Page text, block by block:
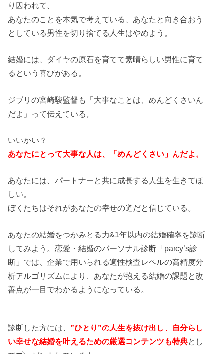
り囚われて、
あなたのことを本気で考えている、あなたと向き合おう
としている男性を切り捨てる人生はやめよう。
結婚には、ダイヤの原石を育てて素晴らしい男性に育て
るという喜びがある。
ジブリの宮崎駿監督も「大事なことは、めんどくさいん
だよ」って伝えている。
いいかい？
あなたにとって大事な人は、「めんどくさい」んだよ。
あなたには、パートナーと共に成長する人生を生きてほ
しい。
ぼくたちはそれがあなたの幸せの道だと信じている。
あなたの結婚をつかみとる力&1年以内の結婚確率を診断
してみよう。恋愛・結婚のパーソナル診断「parcy’s診
断」では、企業で用いられる適性検査レベルの高精度分
析アルゴリズムにより、あなたが抱える結婚の課題と改
善点が一目でわかるようになっている。
診断した方には、 ”ひとり”の人生を抜け出し、自分らし
い幸せな結婚を叶えるための厳選コンテンツも特典とし